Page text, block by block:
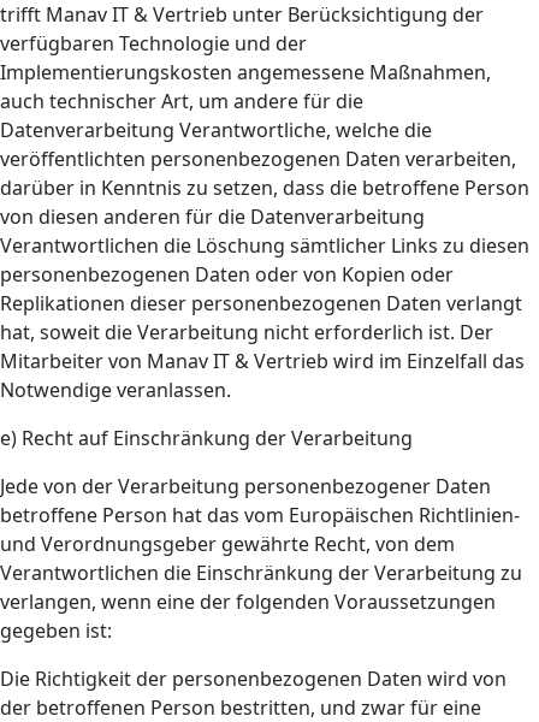
trifft Manav IT & Vertrieb unter Berücksichtigung der
verfügbaren Technologie und der
Implementierungskosten angemessene Maßnahmen,
auch technischer Art, um andere für die
Datenverarbeitung Verantwortliche, welche die
veröffentlichten personenbezogenen Daten verarbeiten,
darüber in Kenntnis zu setzen, dass die betroffene Person
von diesen anderen für die Datenverarbeitung
Verantwortlichen die Löschung sämtlicher Links zu diesen
personenbezogenen Daten oder von Kopien oder
Replikationen dieser personenbezogenen Daten verlangt
hat, soweit die Verarbeitung nicht erforderlich ist. Der
Mitarbeiter von Manav IT & Vertrieb wird im Einzelfall das
Notwendige veranlassen.
e) Recht auf Einschränkung der Verarbeitung
Jede von der Verarbeitung personenbezogener Daten
betroffene Person hat das vom Europäischen Richtlinien-
und Verordnungsgeber gewährte Recht, von dem
Verantwortlichen die Einschränkung der Verarbeitung zu
verlangen, wenn eine der folgenden Voraussetzungen
gegeben ist:
Die Richtigkeit der personenbezogenen Daten wird von
der betroffenen Person bestritten, und zwar für eine